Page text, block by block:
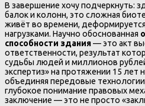
В завершение хочу подчеркнуть:
балок и колонн, это сложная
живёт во времени,
нагрузками. Научно обоснованная
способности здания— это акт
ответственности, результат
судьбы людей и миллионов
экспертиз» на протяжении 15 лет
объединяя передовые
глубокое понимание правовых
заключение — это не просто